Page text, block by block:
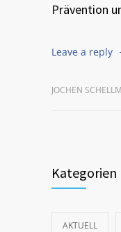
Prävention
Leave a reply
JOCHEN
Kategorien
AKTUELL